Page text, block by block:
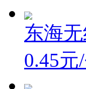
东海
0.45元